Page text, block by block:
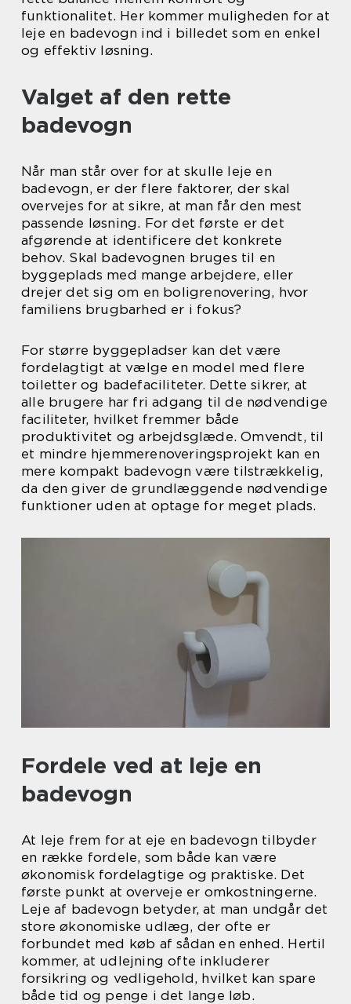
funktionalitet. Her kommer muligheden for at
leje en badevogn ind i billedet som en enkel
og effektiv løsning.
Valget af den rette
badevogn
Når man står over for at skulle leje en
badevogn, er der flere faktorer, der skal
overvejes for at sikre, at man får den mest
passende løsning. For det første er det
afgørende at identificere det konkrete
behov. Skal badevognen bruges til en
byggeplads med mange arbejdere, eller
drejer det sig om en boligrenovering, hvor
familiens brugbarhed er i fokus?
For større byggepladser kan det være
fordelagtigt at vælge en model med flere
toiletter og badefaciliteter. Dette sikrer, at
alle brugere har fri adgang til de nødvendige
faciliteter, hvilket fremmer både
produktivitet og arbejdsglæde. Omvendt, til
et mindre hjemmerenoveringsprojekt kan en
mere kompakt badevogn være tilstrækkelig,
da den giver de grundlæggende nødvendige
funktioner uden at optage for meget plads.
Fordele ved at leje en
badevogn
At leje frem for at eje en badevogn tilbyder
en række fordele, som både kan være
økonomisk fordelagtige og praktiske. Det
første punkt at overveje er omkostningerne.
Leje af badevogn betyder, at man undgår det
store økonomiske udlæg, der ofte er
forbundet med køb af sådan en enhed. Hertil
kommer, at udlejning ofte inkluderer
forsikring og vedligehold, hvilket kan spare
både tid og penge i det lange løb.